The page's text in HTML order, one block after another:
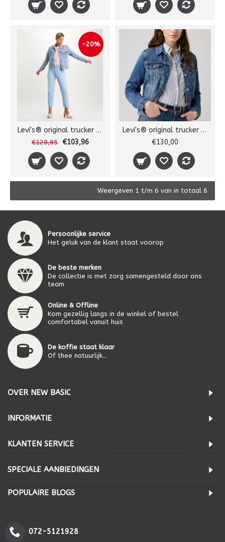
-20%
Levi's® original trucker jack
€129,95 €103,96
Levi's® original trucker jack
€130,00
Weergeven 1 t/m 6 van in totaal 6
Persoonlijke service
Het geluk van de klant staat voorop
De beste merken
De collectie is met zorg samengesteld door ons
team
Online & Offline
Kom gezellig langs in de winkel of bestel
comfortabel vanuit huis
De koffie staat klaar
Of thee natuurlijk...
OVER NEW BASIC
INFORMATIE
KLANTEN SERVICE
SPECIALE AANBIEDINGEN
POPULAIRE BLOGS
072-5121928